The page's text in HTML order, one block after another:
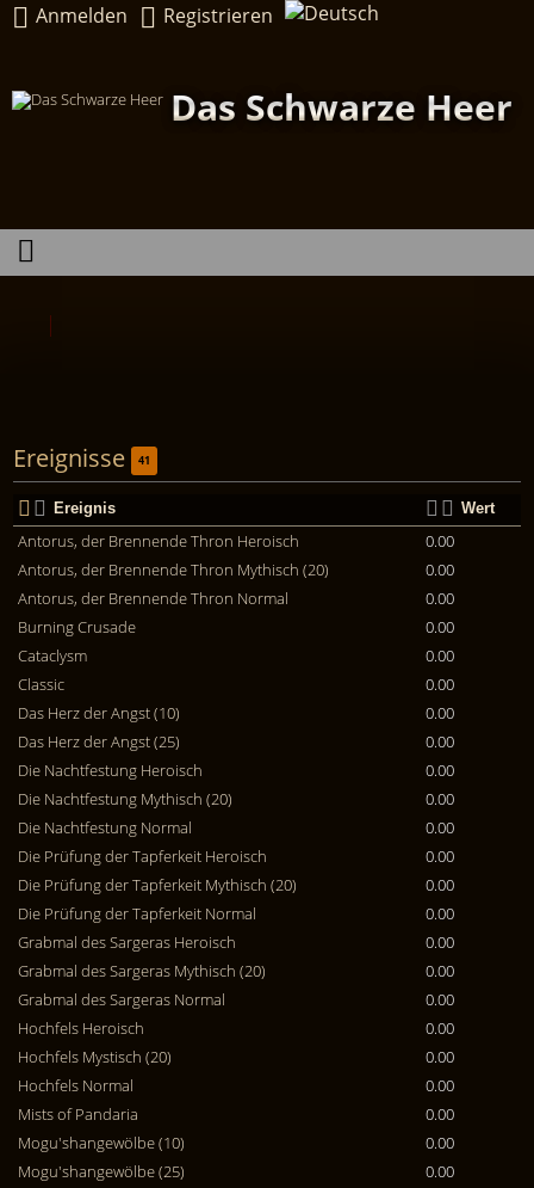
Anmelden Registrieren
Das Schwarze Heer
Ereignisse 41
Ereignis Wert
Antorus, der Brennende Thron Heroisch
0.00
Antorus, der Brennende Thron Mythisch (20)
0.00
Antorus, der Brennende Thron Normal
0.00
Burning Crusade
0.00
Cataclysm
0.00
Classic
0.00
Das Herz der Angst (10)
0.00
Das Herz der Angst (25)
0.00
Die Nachtfestung Heroisch
0.00
Die Nachtfestung Mythisch (20)
0.00
Die Nachtfestung Normal
0.00
Die Prüfung der Tapferkeit Heroisch
0.00
Die Prüfung der Tapferkeit Mythisch (20)
0.00
Die Prüfung der Tapferkeit Normal
0.00
Grabmal des Sargeras Heroisch
0.00
Grabmal des Sargeras Mythisch (20)
0.00
Grabmal des Sargeras Normal
0.00
Hochfels Heroisch
0.00
Hochfels Mystisch (20)
0.00
Hochfels Normal
0.00
Mists of Pandaria
0.00
Mogu'shangewölbe (10)
0.00
Mogu'shangewölbe (25)
0.00